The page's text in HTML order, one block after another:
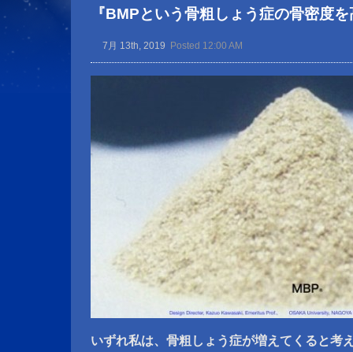
『BMPという骨粗しょう症の骨密度
7月 13th, 2019 Posted 12:00 AM
いずれ私は、骨粗しょう症が増えてくると考